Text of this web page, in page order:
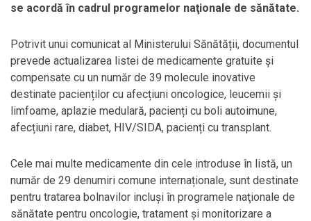
se acordă în cadrul programelor naţionale de sănătate.
Potrivit unui comunicat al Ministerului Sănătății, documentul
prevede actualizarea listei de medicamente gratuite și
compensate cu un număr de 39 molecule inovative
destinate pacienților cu afecțiuni oncologice, leucemii și
limfoame, aplazie medulară, pacienți cu boli autoimune,
afecțiuni rare, diabet, HIV/SIDA, pacienți cu transplant.
Cele mai multe medicamente din cele introduse în listă, un
număr de 29 denumiri comune internaționale, sunt destinate
pentru tratarea bolnavilor incluşi în programele naţionale de
sănătate pentru oncologie, tratament şi monitorizare a